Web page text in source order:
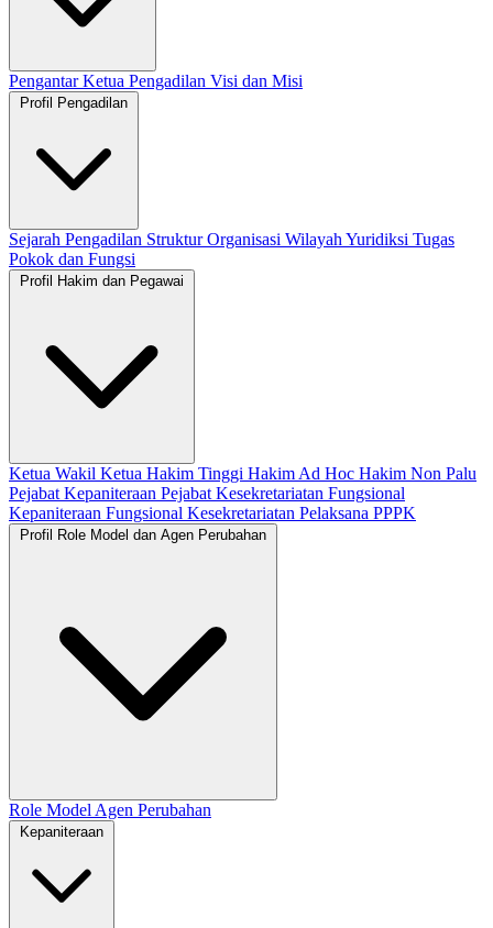
Pengantar Ketua Pengadilan Visi dan Misi
Profil Pengadilan
Sejarah Pengadilan Struktur Organisasi Wilayah Yuridiksi Tugas
Pokok dan Fungsi
Profil Hakim dan Pegawai
Ketua Wakil Ketua Hakim Tinggi Hakim Ad Hoc Hakim Non Palu
Pejabat Kepaniteraan Pejabat Kesekretariatan Fungsional
Kepaniteraan Fungsional Kesekretariatan Pelaksana PPPK
Profil Role Model dan Agen Perubahan
Role Model Agen Perubahan
Kepaniteraan